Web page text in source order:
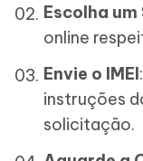
Escolha
online
Envie o IMEI
instruções
solicitação.